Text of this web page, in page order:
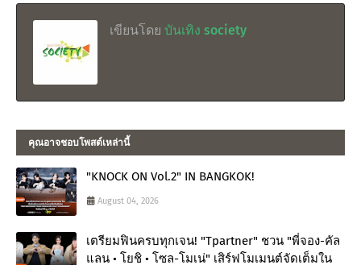
เขียนโดย บันเทิง society
คุณอาจชอบโพสต์เหล่านี้
"KNOCK ON Vol.2" IN BANGKOK!
August 04, 2026
เตรียมฟินครบทุกเจน! "Tpartner" ชวน "พี่จอง-คัล
แลน • โยชิ • โซล-โมเน่" เสิร์ฟโมเมนต์จัดเต็มใน